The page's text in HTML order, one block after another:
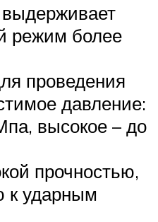
режим более
проведения
давление:
высокое – до
прочностью,
к ударным